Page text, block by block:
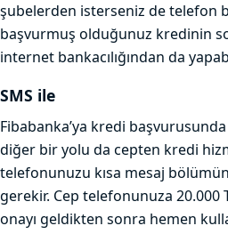
şubelerden isterseniz de telefon
başvurmuş olduğunuz kredinin
internet bankacılığından da
SMS ile
Fibabanka’ya kredi
diğer bir yolu da cepten kredi
telefonunuzu kısa mesaj
gerekir. Cep telefonunuza 20.000
onayı geldikten sonra hemen